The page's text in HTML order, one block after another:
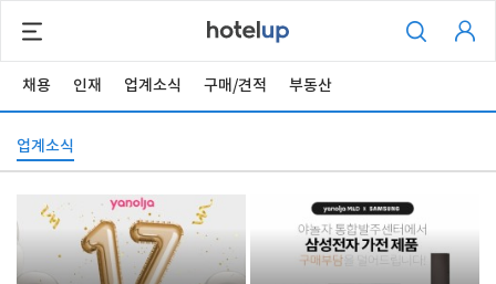
채용 인재 업계소식 구매/견적 부동산
업계소식